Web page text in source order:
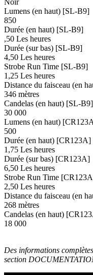
Lumens (en haut) [SL-B9]
850
Durée (en haut) [SL-B9]
,50 Les heures
Durée (sur bas) [SL-B9]
4,50 Les heures
Strobe Run Time [SL-B9]
1,25 Les heures
Distance du faisceau (en
346 mètres
Candelas (en haut) [SL-B9]
30 000
Lumens (en haut)
500
Durée (en haut) [CR123A]
1,75 Les heures
Durée (sur bas) [CR123A]
6,50 Les heures
Strobe Run Time
2,50 Les heures
Distance du faisceau (en
268 mètres
Candelas (en haut)
18 000
Des informations
section